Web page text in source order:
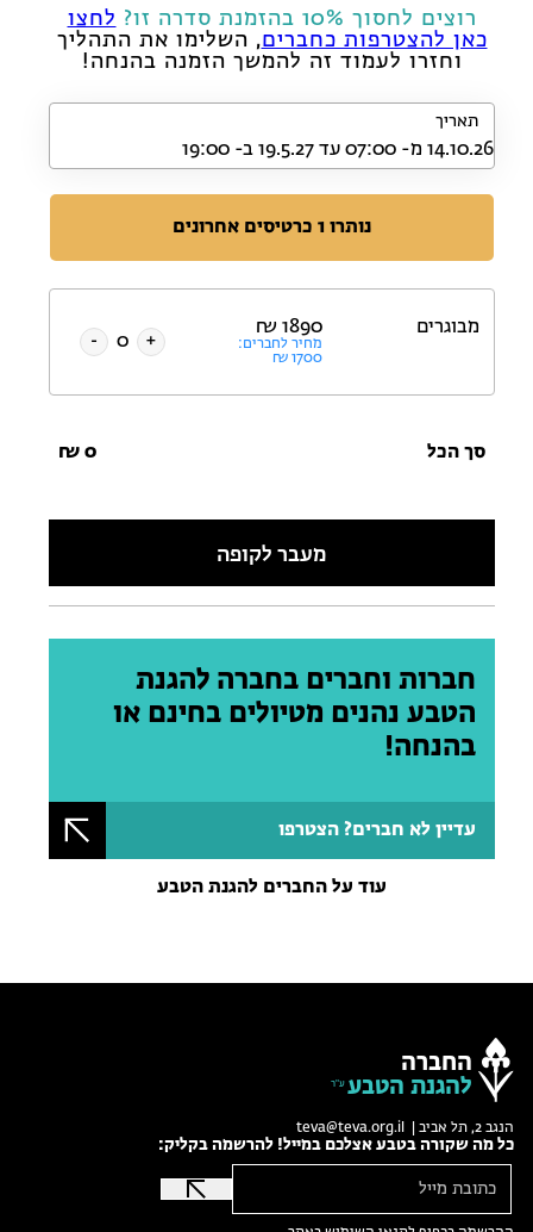
רוצים לחסוך 10% בהזמנת סדרה זו?
לחצו
כאן להצטרפות כחברים, השלימו את התהליך
וחזרו לעמוד זה להמשך הזמנה בהנחה!
תאריך
נותרו 1 כרטיסים אחרונים
מבוגרים 1890
₪
מחיר לחברים:
1700
₪
+
-
סך הכל 0
₪
מעבר לקופה
חברות וחברים בחברה להגנת
הטבע נהנים מטיולים בחינם או
בהנחה!
עדיין לא חברים? הצטרפו
עוד על החברים להגנת הטבע
החברה
להגנת הטבע
הנגב 2, תל אביב | teva@teva.org.il
כל מה שקורה בטבע אצלכם במייל! להרשמה בקליק: